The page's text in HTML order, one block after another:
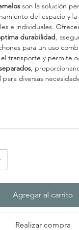
son la solución
del espacio y
e individuales.
durabilidad ,
para un uso
transporte y permite
,
para diversas
Agregar al carrito
Realizar compra